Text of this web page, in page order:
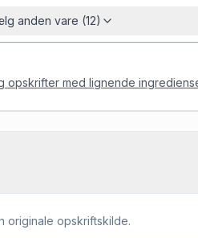
anden vare (12)
opskrifter med lignende
originale opskriftskilde.